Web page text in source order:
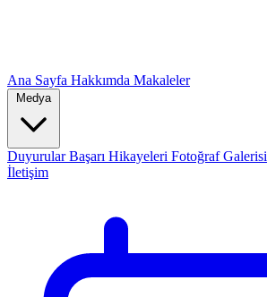
Ana Sayfa Hakkımda Makaleler
Medya
DuyurularBaşarı Hikayeleri Fotoğraf Galerisi
İletişim